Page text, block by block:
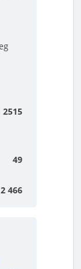
2515
49
2 466